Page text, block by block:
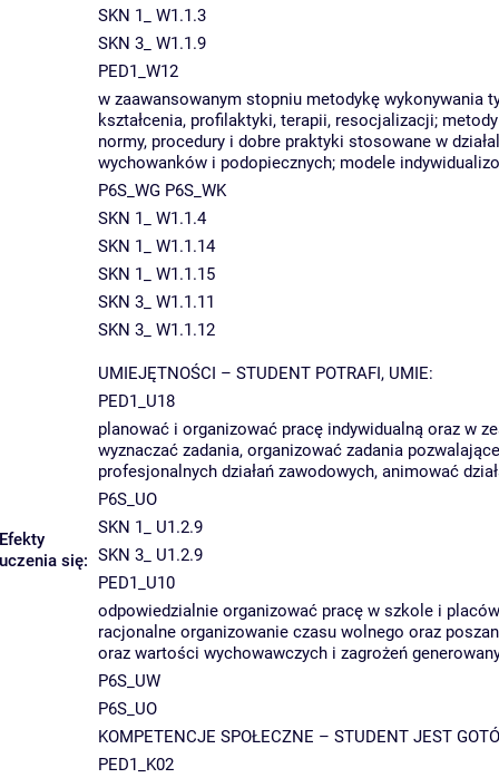
Efekty
uczenia się:
SKN 1_ W1.1.3
SKN 3_ W1.1.9
PED1_W12
w zaawansowanym stopniu metodykę wykonywania
kształcenia, profilaktyki, terapii, resocjalizacji;
normy, procedury i dobre praktyki stosowane w
wychowanków i podopiecznych; modele
P6S_WG P6S_WK
SKN 1_ W1.1.4
SKN 1_ W1.1.14
SKN 1_ W1.1.15
SKN 3_ W1.1.11
SKN 3_ W1.1.12
UMIEJĘTNOŚCI – STUDENT POTRAFI, UMIE:
PED1_U18
planować i organizować pracę indywidualną oraz w
wyznaczać zadania, organizować zadania
profesjonalnych działań zawodowych, animować
P6S_UO
SKN 1_ U1.2.9
SKN 3_ U1.2.9
PED1_U10
odpowiedzialnie organizować pracę w szkole i
racjonalne organizowanie czasu wolnego oraz
oraz wartości wychowawczych i zagrożeń
P6S_UW
P6S_UO
KOMPETENCJE SPOŁECZNE – STUDENT JEST
PED1_K02